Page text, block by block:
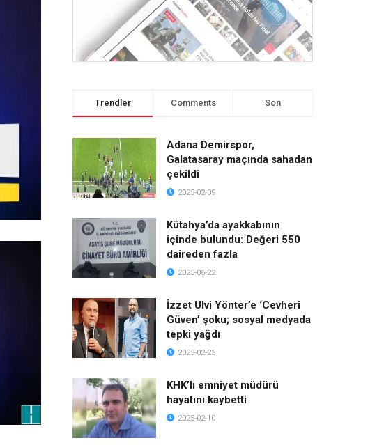
Trendler Comments Son
Adana Demirspor,
Galatasaray maçında sahadan
çekildi
2025-02-09
Kütahya’da ayakkabının
içinde bulundu: Değeri 550
daireden fazla
2025-06-22
İzzet Ulvi Yönter’e ‘Cevheri
Güven’ şoku; sosyal medyada
tepki yağdı
2025-02-23
KHK’lı emniyet müdürü
hayatını kaybetti
2025-02-10